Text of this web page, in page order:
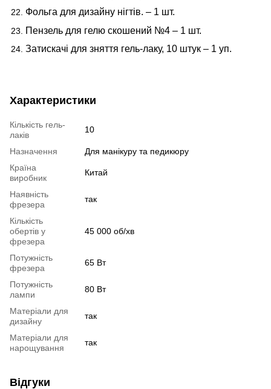
Фольга для дизайну нігтів. – 1 шт.
Пензель для гелю скошений №4 – 1 шт.
Затискачі для зняття гель-лаку, 10 штук – 1 уп.
Характеристики
Кількість гель-
лаків
10
Назначення
Для манікуру та педикюру
Країна
виробник
Китай
Наявність
фрезера
так
Кількість
обертів у
фрезера
45 000 об/хв
Потужність
фрезера
65 Вт
Потужність
лампи
80 Вт
Матеріали для
дизайну
так
Матеріали для
нарощування
так
Відгуки